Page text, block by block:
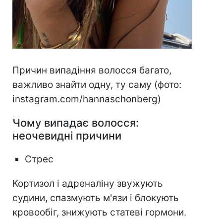
Причин випадіння волосся багато,
важливо знайти одну, ту саму (фото:
instagram.com/hannaschonberg)
Чому випадає волосся:
неочевидні причини
Стрес
Кортизол і адреналіну звужують
судини, спазмують м'язи і блокують
кровообіг, знижують статеві гормони.